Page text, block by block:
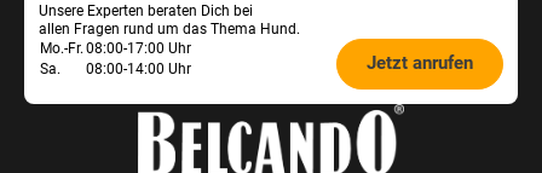
Unsere Experten beraten Dich bei
allen Fragen rund um das Thema Hund.
Öffnungszeiten
Mo.-Fr. 08:00-17:00 Uhr
Sa.
08:00-14:00 Uhr Jetzt anrufen